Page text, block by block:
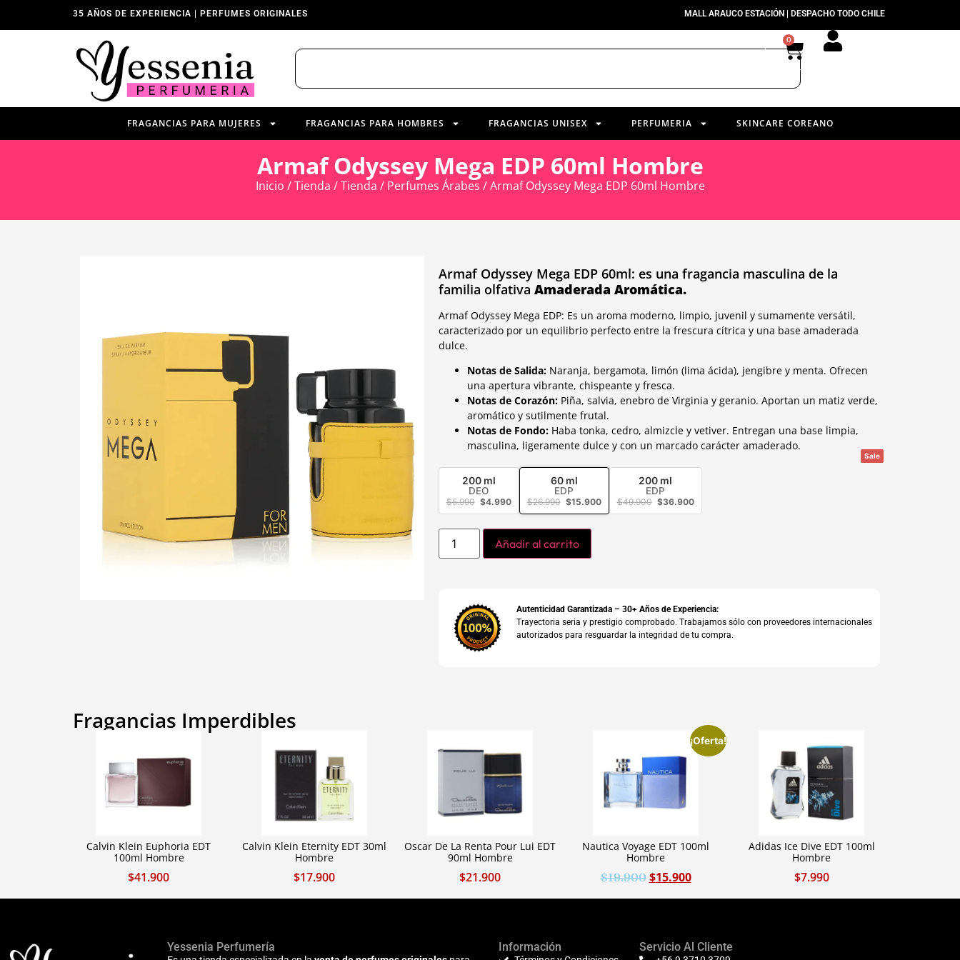
35 AÑOS DE EXPERIENCIA | PERFUMES ORIGINALES MALL ARAUCO ESTACIÓN | DESPACHO TODO CHILE
0
FRAGANCIAS PARA MUJERES FRAGANCIAS PARA HOMBRES FRAGANCIAS UNISEX PERFUMERIA SKINCARE COREANO
Armaf Odyssey Mega EDP 60ml Hombre
Inicio /Tienda /Tienda / Perfumes Árabes / Armaf Odyssey Mega EDP 60ml Hombre
Armaf Odyssey Mega EDP 60ml: es una fragancia masculina de la
familia olfativa Amaderada Aromática.
Armaf Odyssey Mega EDP: Es un aroma moderno, limpio, juvenil y sumamente versátil,
caracterizado por un equilibrio perfecto entre la frescura cítrica y una base amaderada
dulce.
Notas de Salida:Naranja, bergamota, limón (lima ácida), jengibre y menta. Ofrecen
una apertura vibrante, chispeante y fresca.
Notas de Corazón:Piña, salvia, enebro de Virginia y geranio. Aportan un matiz verde,
aromático y sutilmente frutal.
Notas de Fondo:Haba tonka, cedro, almizcle y vetiver. Entregan una base limpia,
masculina, ligeramente dulce y con un marcado carácter amaderado.
Sale
200 ml
DEO
$5.990 $4.990
Sale
60 ml
EDP
$26.990 $15.900
Sale
200 ml
EDP
$49.900 $36.900
Añadir al carrito
Autenticidad Garantizada – 30+ Años de Experiencia:
Trayectoria seria y prestigio comprobado. Trabajamos sólo con proveedores internacionales
autorizados para resguardar la integridad de tu compra.
Fragancias Imperdibles
Calvin Klein Euphoria EDT
100ml Hombre
$41.900
Calvin Klein Eternity EDT 30ml
Hombre
$17.900
Oscar De La Renta Pour Lui EDT
90ml Hombre
$21.900
¡Oferta!
Nautica Voyage EDT 100ml
Hombre
$19.900 $15.900
Adidas Ice Dive EDT 100ml
Hombre
$7.990
Yessenia Perfumería Información Servicio Al Cliente